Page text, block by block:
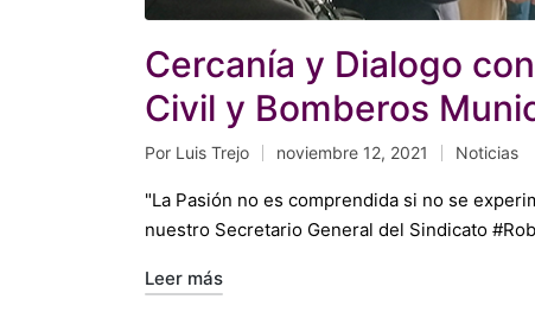
Cercanía y Dialogo
Civil y Bomberos
Publicado
por
Por Luis Trejo noviembre 12, 2021
Publicado
en
Noticias
"La Pasión no es comprendida si no se
nuestro Secretario General del Sindicato
Leer más